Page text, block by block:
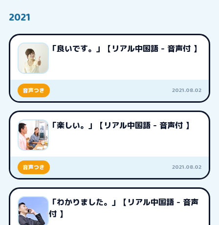
2021
「良いです。」【リアル中国語 - 音声付 】
音声つき 2021.08.02
「楽しい。」【リアル中国語 - 音声付 】
音声つき 2021.08.02
「わかりました。」【リアル中国語 - 音声
付 】